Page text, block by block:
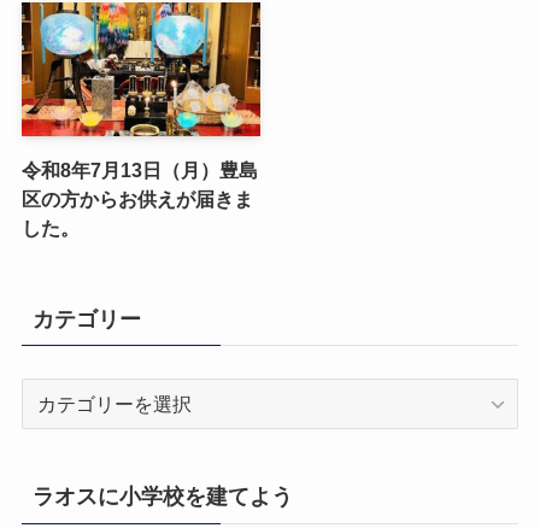
令和8年7月13日（月）豊島
区の方からお供えが届きま
した。
カテゴリー
リ
ラオスに小学校を建てよう